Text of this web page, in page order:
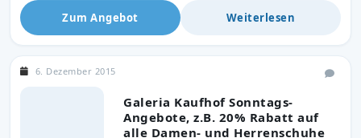
Zum Angebot Weiterlesen
Galeria Kaufhof Sonntags-
Angebote, z.B. 20% Rabatt auf
alle Damen- und Herrenschuhe
6. Dezember 2015